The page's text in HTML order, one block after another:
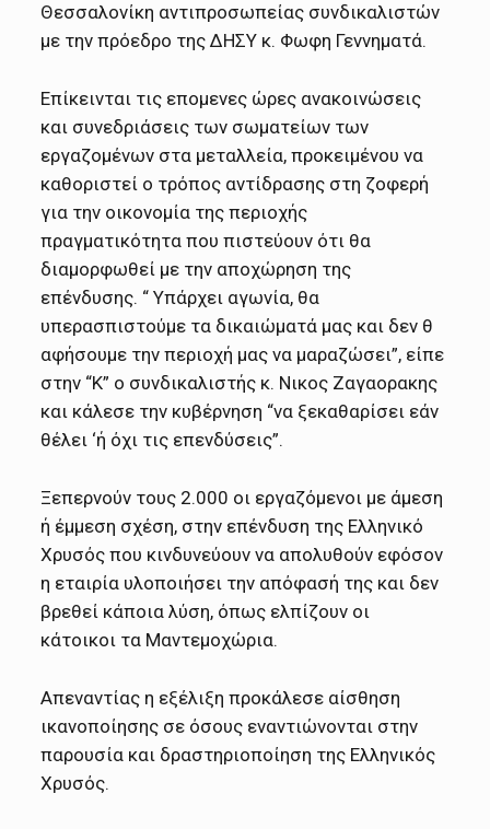
Θεσσαλονίκη αντιπροσωπείας συνδικαλιστών
με την πρόεδρο της ΔΗΣΥ κ. Φωφη Γεννηματά.
Επίκεινται τις επομενες ώρες ανακοινώσεις
και συνεδριάσεις των σωματείων των
εργαζομένων στα μεταλλεία, προκειμένου να
καθοριστεί ο τρόπος αντίδρασης στη ζοφερή
για την οικονομία της περιοχής
πραγματικότητα που πιστεύουν ότι θα
διαμορφωθεί με την αποχώρηση της
επένδυσης. “ Υπάρχει αγωνία, θα
υπερασπιστούμε τα δικαιώματά μας και δεν θ
αφήσουμε την περιοχή μας να μαραζώσει”, είπε
στην “Κ” ο συνδικαλιστής κ. Νικος Ζαγαορακης
και κάλεσε την κυβέρνηση “να ξεκαθαρίσει εάν
θέλει ‘ή όχι τις επενδύσεις”.
Ξεπερνούν τους 2.000 οι εργαζόμενοι με άμεση
ή έμμεση σχέση, στην επένδυση της Ελληνικό
Χρυσός που κινδυνεύουν να απολυθούν εφόσον
η εταιρία υλοποιήσει την απόφασή της και δεν
βρεθεί κάποια λύση, όπως ελπίζουν οι
κάτοικοι τα Μαντεμοχώρια.
Απεναντίας η εξέλιξη προκάλεσε αίσθηση
ικανοποίησης σε όσους εναντιώνονται στην
παρουσία και δραστηριοποίηση της Ελληνικός
Χρυσός.